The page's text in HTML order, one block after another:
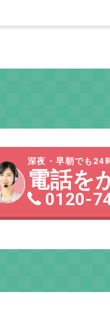
深夜・早朝でも24
電話を
0120-